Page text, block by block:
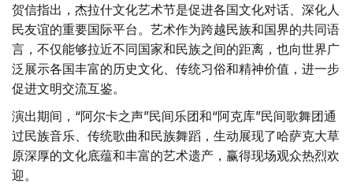
贺信指出，杰拉什文化艺术节是促进各国文化对话、深化人
民友谊的重要国际平台。艺术作为跨越民族和国界的共同语
言，不仅能够拉近不同国家和民族之间的距离，也向世界广
泛展示各国丰富的历史文化、传统习俗和精神价值，进一步
促进文明交流互鉴。
演出期间，“阿尔卡之声”民间乐团和“阿克库”民间歌舞团通
过民族音乐、传统歌曲和民族舞蹈，生动展现了哈萨克大草
原深厚的文化底蕴和丰富的艺术遗产，赢得现场观众热烈欢
迎。